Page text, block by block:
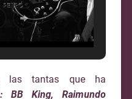
las tantas que ha
: BB King, Raimundo